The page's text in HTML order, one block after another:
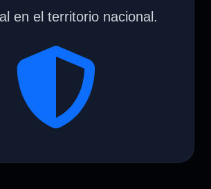
en el territorio nacional.